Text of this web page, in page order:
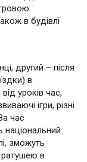
в будівлі
другий – після
в
уроків час,
ігри, різні
час
національний
зможуть
ратушею в